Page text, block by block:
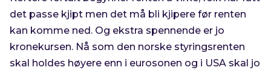
det passe kjipt men det må bli kjipere før renten
kan komme ned. Og ekstra spennende er jo
kronekursen. Nå som den norske styringsrenten
skal holdes høyere enn i eurosonen og i USA skal jo